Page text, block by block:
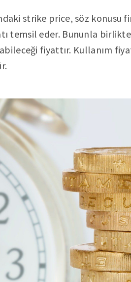
strike price, söz konusu
temsil eder. Bununla
fiyattır. Kullanım